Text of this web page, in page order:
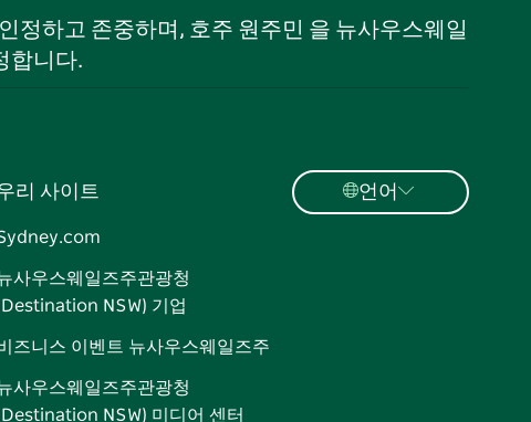
정하고 존중하며, 호주 원주민 을 뉴사우스웨일
합니다.
리 사이트
사우스웨일즈주관광청
NSW) 기업
즈니스 이벤트 뉴사우스웨일즈주
사우스웨일즈주관광청
NSW) 미디어 센터
언어